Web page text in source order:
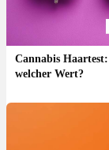
Cannabis
welcher Wert?